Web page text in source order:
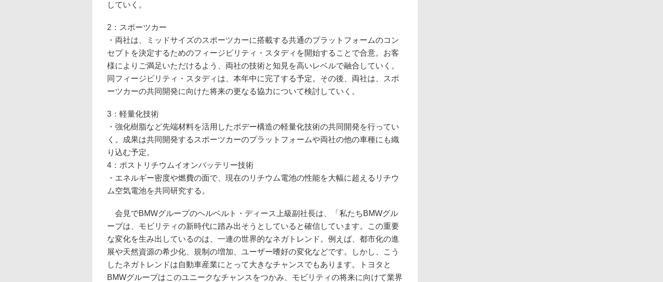
していく。
2：スポーツカー
・両社は、ミッドサイズのスポーツカーに搭載する共通のプラットフォームのコン
セプトを決定するためのフィージビリティ・スタディを開始することで合意。お客
様によりご満足いただけるよう、両社の技術と知見を高いレベルで融合していく。
同フィージビリティ・スタディは、本年中に完了する予定。その後、両社は、スポ
ーツカーの共同開発に向けた将来の更なる協力について検討していく。
3：軽量化技術
・強化樹脂など先端材料を活用したボデー構造の軽量化技術の共同開発を行ってい
く。成果は共同開発するスポーツカーのプラットフォームや両社の他の車種にも織
り込む予定。
4：ポストリチウムイオンバッテリー技術
・エネルギー密度や燃費の面で、現在のリチウム電池の性能を大幅に超えるリチウ
ム空気電池を共同研究する。
会見でBMWグループのヘルベルト・ディース上級副社長は、「私たちBMWグル
ープは、モビリティの新時代に踏み出そうとしていると確信しています。この重要
な変化を生み出しているのは、一連の世界的なネガトレンド。例えば、都市化の進
展や天然資源の希少化、規制の増加、ユーザー嗜好の変化などです。しかし、こう
したネガトレンドは自動車産業にとって大きなチャンスでもあります。トヨタと
BMWグループはこのユニークなチャンスをつかみ、モビリティの将来に向けて業界